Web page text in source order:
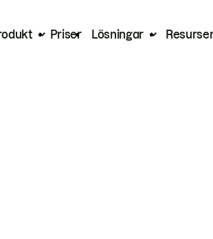
Priser Lösningar